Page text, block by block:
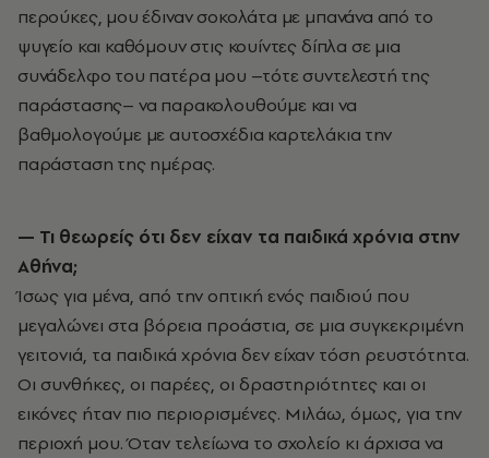
περούκες, μου έδιναν σοκολάτα με μπανάνα από το
ψυγείο και καθόμουν στις κουίντες δίπλα σε μια
συνάδελφο του πατέρα μου –τότε συντελεστή της
παράστασης– να παρακολουθούμε και να
βαθμολογούμε με αυτοσχέδια καρτελάκια την
παράσταση της ημέρας.
— Τι θεωρείς ότι δεν είχαν τα παιδικά χρόνια στην
Αθήνα;
Ίσως για μένα, από την οπτική ενός παιδιού που
μεγαλώνει στα βόρεια προάστια, σε μια συγκεκριμένη
γειτονιά, τα παιδικά χρόνια δεν είχαν τόση ρευστότητα.
Οι συνθήκες, οι παρέες, οι δραστηριότητες και οι
εικόνες ήταν πιο περιορισμένες. Μιλάω, όμως, για την
περιοχή μου. Όταν τελείωνα το σχολείο κι άρχισα να